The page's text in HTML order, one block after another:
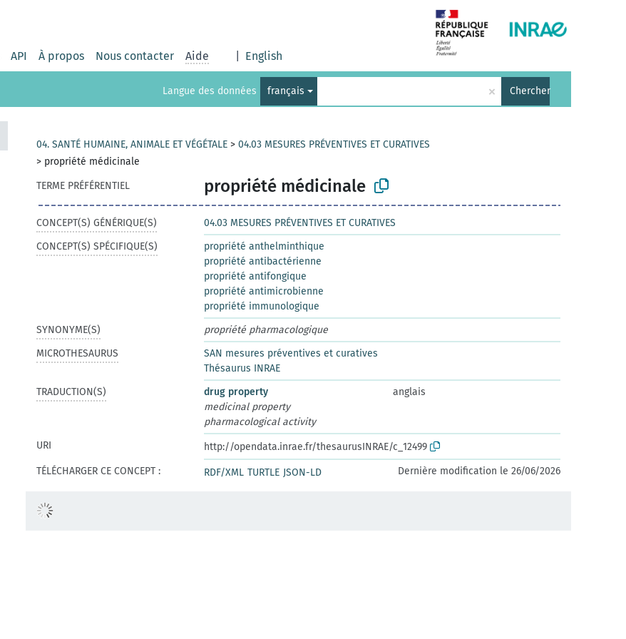
API À propos Nous contacter Aide English
Langue des données français × Chercher
04. SANTÉ HUMAINE, ANIMALE ET VÉGÉTALE > 04.03 MESURES PRÉVENTIVES ET CURATIVES
> propriété médicinale
TERME PRÉFÉRENTIEL
propriété médicinale
CONCEPT(S) GÉNÉRIQUE(S)
04.03 MESURES PRÉVENTIVES ET CURATIVES
CONCEPT(S) SPÉCIFIQUE(S)
propriété anthelminthique
propriété antibactérienne
propriété antifongique
propriété antimicrobienne
propriété immunologique
SYNONYME(S)
propriété pharmacologique
MICROTHESAURUS
SAN mesures préventives et curatives
Thésaurus INRAE
TRADUCTION(S)
drug property
anglais
medicinal property
pharmacological activity
URI
http://opendata.inrae.fr/thesaurusINRAE/c_12499
TÉLÉCHARGER CE CONCEPT :
RDF/XML TURTLE JSON-LD Dernière modification le 26/06/2026